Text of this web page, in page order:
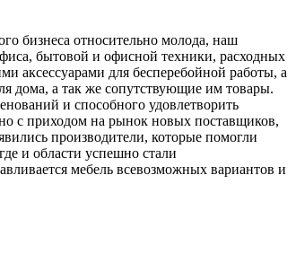
бизнеса относительно молода, наш
бытовой и офисной техники, расходных
аксессуарами для бесперебойной работы, а
дома, а так же сопутствующие им товары.
и способного удовлетворить
но с приходом на рынок новых поставщиков,
производители, которые помогли
и области успешно стали
мебель всевозможных вариантов и